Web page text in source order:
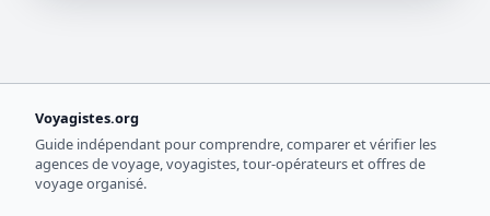
Voyagistes.org
Guide indépendant pour comprendre, comparer et vérifier les
agences de voyage, voyagistes, tour-opérateurs et offres de
voyage organisé.